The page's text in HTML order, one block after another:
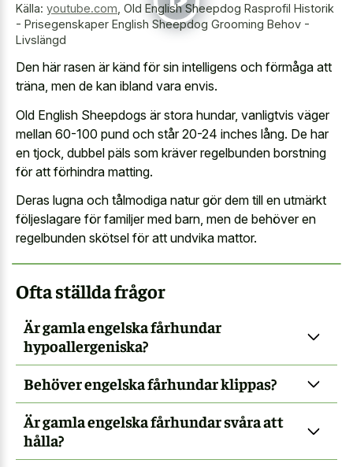
Källa: youtube.com Old English Sheepdog Rasprofil Historik
- Prisegenskaper English Sheepdog Grooming Behov -
Livslängd
Den här rasen är känd för sin intelligens och förmåga att
träna, men de kan ibland vara envis.
Old English Sheepdogs är stora hundar, vanligtvis väger
mellan 60-100 pund och står 20-24 inches lång. De har
en tjock, dubbel päls som kräver regelbunden borstning
för att förhindra matting.
Deras lugna och tålmodiga natur gör dem till en utmärkt
följeslagare för familjer med barn, men de behöver en
regelbunden skötsel för att undvika mattor.
Ofta ställda frågor
Är gamla engelska fårhundar
hypoallergeniska?
Behöver engelska fårhundar klippas?
Är gamla engelska fårhundar svåra att
hålla?